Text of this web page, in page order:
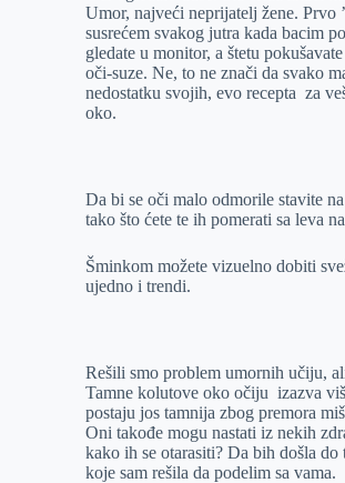
r
n
A
p
p
i
l
Umor, najveći neprijatelj žene. Prvo
susrećem svakog jutra kada bacim
gledate u monitor, a štetu
oči-suze. Ne, to ne znači da svako
nedostatku svojih, evo recepta za
oko.
Da bi se oči malo odmorile stavite
tako što ćete te ih pomerati sa leva
Šminkom možete vizuelno dobiti
ujedno i trendi.
Rešili smo problem umornih učiju,
Tamne kolutove oko očiju izazva
postaju jos tamnija zbog premora
Oni takođe mogu nastati iz nekih
kako ih se otarasiti? Da bih došla
koje sam rešila da podelim sa vama.